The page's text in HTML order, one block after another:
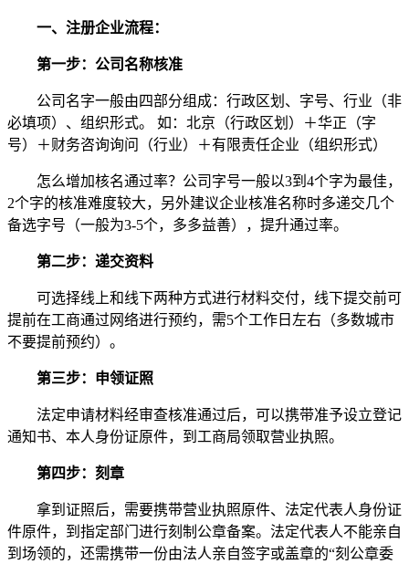
一、注册企业流程：
第一步：公司名称核准
公司名字一般由四部分组成：行政区划、字号、行业（非
必填项）、组织形式。 如：北京（行政区划）＋华正（字
号）＋财务咨询询问（行业）＋有限责任企业（组织形式）
怎么增加核名通过率？公司字号一般以3到4个字为最佳，
2个字的核准难度较大，另外建议企业核准名称时多递交几个
备选字号（一般为3-5个，多多益善），提升通过率。
第二步：递交资料
可选择线上和线下两种方式进行材料交付，线下提交前可
提前在工商通过网络进行预约，需5个工作日左右（多数城市
不要提前预约）。
第三步：申领证照
法定申请材料经审查核准通过后，可以携带准予设立登记
通知书、本人身份证原件，到工商局领取营业执照。
第四步：刻章
拿到证照后，需要携带营业执照原件、法定代表人身份证
件原件，到指定部门进行刻制公章备案。法定代表人不能亲自
到场领的，还需携带一份由法人亲自签字或盖章的“刻公章委